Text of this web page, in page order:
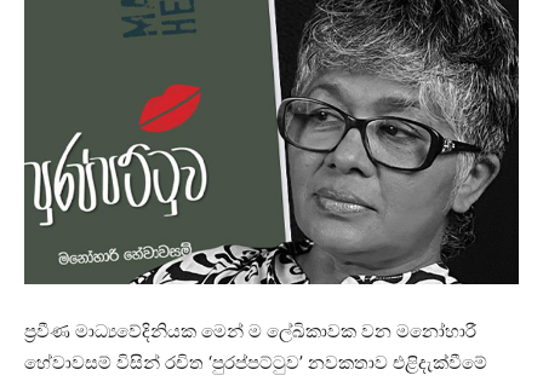
ප්‍රවීණ මාධ්‍යවේදිනියක මෙන් ම ලේඛිකාවක වන මනෝහාරී
හේවාවසම් විසින් රචිත ‘පුරප්පට්ටුව’ නවකතාව එළිදැක්වීමේ